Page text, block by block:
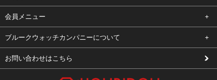
よくある質問
支払い・送料
修理依頼
会員メニュー
ログイン
お気に入り
ブルークウォッチカンパニーについて
会社概要
お問い合わせはこちら